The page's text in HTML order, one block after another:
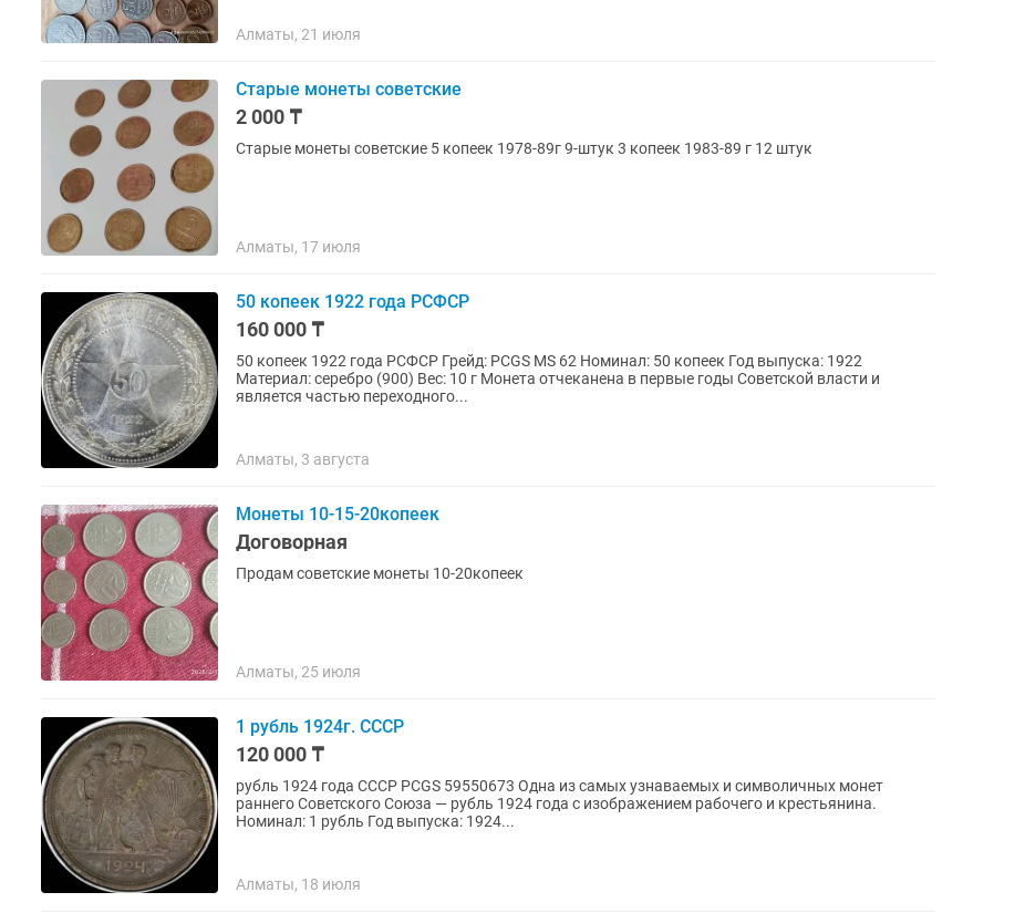
Алматы, 21 июля
Старые монеты советские
2 000 ₸
Старые монеты советские 5 копеек 1978-89г 9-штук 3 копеек 1983-89 г 12 штук
Алматы, 17 июля
50 копеек 1922 года РСФСР
160 000 ₸
50 копеек 1922 года РСФСР Грейд: PCGS MS 62 Номинал: 50 копеек Год выпуска: 1922
Материал: серебро (900) Вес: 10 г Монета отчеканена в первые годы Советской власти и
является частью переходного...
Алматы, 3 августа
Монеты 10-15-20копеек
Договорная
Продам советские монеты 10-20копеек
Алматы, 25 июля
1 рубль 1924г. СССР
120 000 ₸
рубль 1924 года СССР PCGS 59550673 Одна из самых узнаваемых и символичных монет
раннего Советского Союза — рубль 1924 года с изображением рабочего и крестьянина.
Номинал: 1 рубль Год выпуска: 1924...
Алматы, 18 июля